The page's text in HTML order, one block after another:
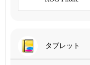
タブレット